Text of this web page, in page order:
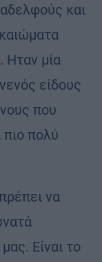
και
Ηταν μία
είδους
που
πιο πολύ
να
Είναι το